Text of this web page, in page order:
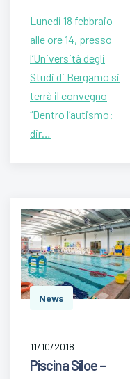
Lunedi 18 febbraio
alle ore 14, presso
l’Università degli
Studi di Bergamo si
terrà il convegno
“Dentro l’autismo:
dir…
News
11/10/2018
Piscina Siloe –